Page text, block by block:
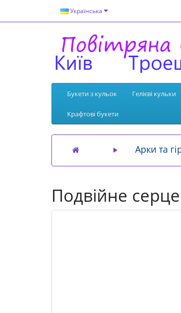
Українська
Букети з кульок Гелієві кульки
Крафтові букети
Арки та
Подвійне